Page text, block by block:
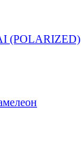
(POLARIZED)